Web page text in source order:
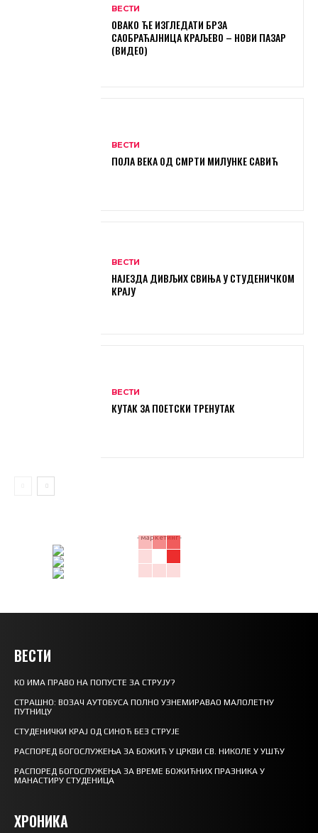
ВЕСТИ
ОВАКО ЋЕ ИЗГЛЕДАТИ БРЗА
САОБРАЋАЈНИЦА КРАЉЕВО – НОВИ ПАЗАР
(ВИДЕО)
ВЕСТИ
ПОЛА ВЕКА ОД СМРТИ МИЛУНКЕ САВИЋ
ВЕСТИ
НАЈЕЗДА ДИВЉИХ СВИЊА У СТУДЕНИЧКОМ
КРАЈУ
ВЕСТИ
КУТАК ЗА ПОЕТСКИ ТРЕНУТАК
- маркетинг -
ВЕСТИ
КО ИМА ПРАВО НА ПОПУСТЕ ЗА СТРУЈУ?
СТРАШНО: ВОЗАЧ АУТОБУСА ПОЛНО УЗНЕМИРАВАО МАЛОЛЕТНУ
ПУТНИЦУ
СТУДЕНИЧКИ КРАЈ ОД СИНОЋ БЕЗ СТРУЈЕ
РАСПОРЕД БОГОСЛУЖЕЊА ЗА БОЖИЋ У ЦРКВИ СВ. НИКОЛЕ У УШЋУ
РАСПОРЕД БОГОСЛУЖЕЊА ЗА ВРЕМЕ БОЖИЋНИХ ПРАЗНИКА У
МАНАСТИРУ СТУДЕНИЦА
ХРОНИКА